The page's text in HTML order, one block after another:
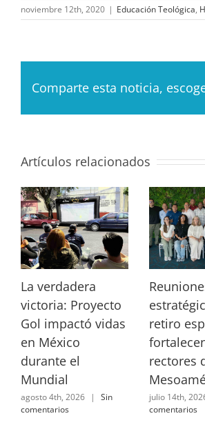
noviembre 12th, 2020 | Educación Teológica,
Comparte esta noticia,
Artículos relacionados
La verdadera
victoria: Proyecto
Gol impactó vidas
en México
durante el
Mundial
agosto 4th, 2026 |
Sin
comentarios
retiro
rectores
julio 14th,
comentarios